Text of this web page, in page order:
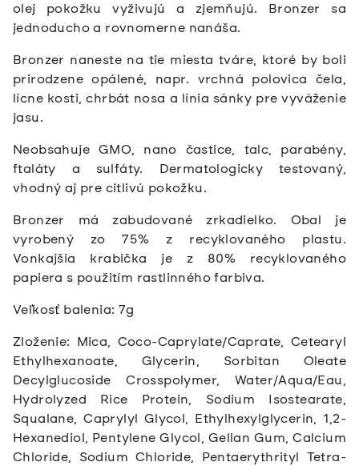
olej pokožku vyživujú a zjemňujú. Bronzer sa
jednoducho a rovnomerne nanáša.
Bronzer naneste na tie miesta tváre, ktoré by boli
prirodzene opálené, napr. vrchná polovica čela,
lícne kosti, chrbát nosa a línia sánky pre vyváženie
jasu.
Neobsahuje GMO, nano častice, talc, parabény,
ftaláty a sulfáty. Dermatologicky testovaný,
vhodný aj pre citlivú pokožku.
Bronzer má zabudované zrkadielko. Obal je
vyrobený zo 75% z recyklovaného plastu.
Vonkajšia krabička je z 80% recyklovaného
papiera s použitím rastlinného farbiva.
Veľkosť balenia: 7g
Zloženie: Mica, Coco-Caprylate/Caprate, Cetearyl
Ethylhexanoate, Glycerin, Sorbitan Oleate
Decylglucoside Crosspolymer, Water/Aqua/Eau,
Hydrolyzed Rice Protein, Sodium Isostearate,
Squalane, Caprylyl Glycol, Ethylhexylglycerin, 1,2-
Hexanediol, Pentylene Glycol, Gellan Gum, Calcium
Chloride, Sodium Chloride, Pentaerythrityl Tetra-